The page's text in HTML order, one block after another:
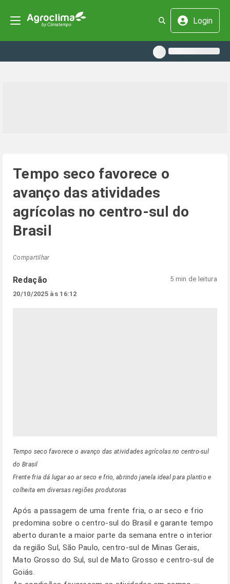
Login
Tempo seco favorece o
avanço das atividades
agrícolas no centro-sul do
Brasil
Compartilhar
Redação
20/10/2025 às 16:12
5 min de leitura
Tempo seco favorece o avanço das atividades agrícolas no centro-sul
do Brasil
Frente fria dá lugar ao ar seco e frio, abrindo janela ideal para plantio e
colheita em diversas regiões produtoras
Após a passagem de uma frente fria, o ar seco e frio
predomina sobre o centro-sul do Brasil e garante tempo
aberto durante a maior parte da semana entre o interior
da região Sul, São Paulo, centro-sul de Minas Gerais,
Mato Grosso do Sul, sul de Mato Grosso e centro-sul de
Goiás.